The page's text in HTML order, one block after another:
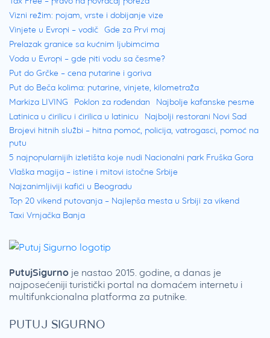
Vizni režim: pojam, vrste i dobijanje vize
Vinjete u Evropi – vodič Gde za Prvi maj
Prelazak granice sa kućnim ljubimcima
Voda u Evropi – gde piti vodu sa česme?
Put do Grčke – cena putarine i goriva
Put do Beča kolima: putarine, vinjete, kilometraža
Markiza LIVING
Poklon za rođendan
Najbolje kafanske pesme
Latinica u ćirilicu i ćirilica u latinicu
Najbolji restorani Novi Sad
Brojevi hitnih službi – hitna pomoć, policija, vatrogasci, pomoć na
putu
5 najpopularnijih izletišta koje nudi Nacionalni park Fruška Gora
Vlaška magija – istine i mitovi istočne Srbije
Najzanimljiviji kafići u Beogradu
Top 20 vikend putovanja – Najlepša mesta u Srbiji za vikend
Taxi Vrnjačka Banja
PUTUJ SIGURNO
PutujSigurno je nastao 2015. godine, a danas je
najposećeniji turistički portal na domaćem internetu i
multifunkcionalna platforma za putnike.